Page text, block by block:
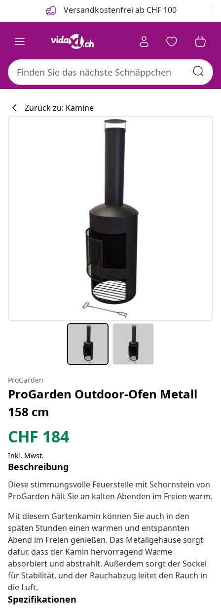
Versandkostenfrei ab CHF 100
Zurück zu: Kamine
ProGarden
ProGarden Outdoor-Ofen Metall
158 cm
CHF 184
Inkl. Mwst.
Beschreibung
Diese stimmungsvolle Feuerstelle mit Schornstein von
ProGarden hält Sie an kalten Abenden im Freien warm.
Mit diesem Gartenkamin können Sie auch in den
späten Stunden einen warmen und entspannten
Abend im Freien genießen. Das Metallgehäuse sorgt
dafür, dass der Kamin hervorragend Wärme
absorbiert und abstrahlt. Außerdem sorgt der Sockel
für Stabilität, und der Rauchabzug leitet den Rauch in
die Luft.
Spezifikationen